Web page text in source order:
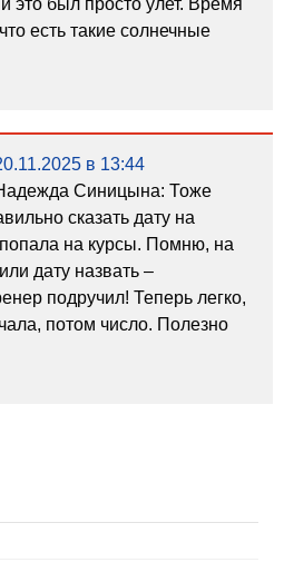
это был просто улет. Время
есть такие солнечные
в 13:44
Синицына: Тоже
сказать дату на
на курсы. Помню, на
дату назвать –
подручил! Теперь легко,
потом число. Полезно